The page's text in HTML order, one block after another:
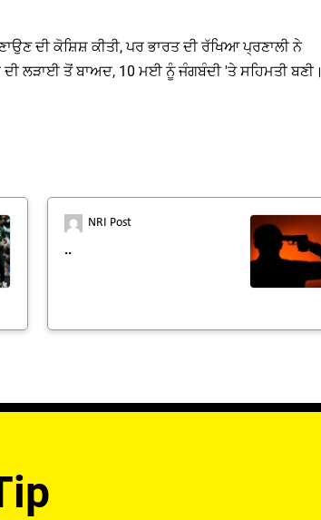
ਦੀ ਕੋਸ਼ਿਸ਼ ਕੀਤੀ, ਪਰ ਭਾਰਤ ਦੀ ਰੱਖਿਆ ਪ੍ਰਣਾਲੀ ਨੇ
ਲੜਾਈ ਤੋਂ ਬਾਅਦ, 10 ਮਈ ਨੂੰ ਜੰਗਬੰਦੀ 'ਤੇ ਸਹਿਮਤੀ ਬਣੀ।
NRI Post
..